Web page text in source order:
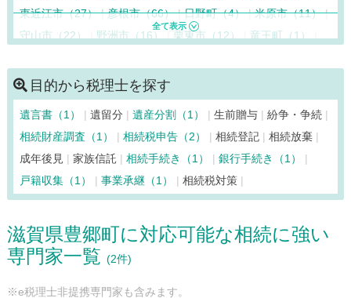
東近江市（27） 彦根市（66） 日野町（4） 米原市（11）
守山市（22）
野洲市（16） 栗東市（12） 竜王町（1）
目的から税理士を探す
遺言書（1） 遺留分 遺産分割（1） 生前贈与
紛争・争続
相続財産調査（1）
相続税申告（2） 相続登記
相続放棄
成年後見
家族信託 相続手続き（1）
銀行手続き（1）
戸籍収集（1）
事業承継（1） 相続税対策
滋賀県豊郷町に対応可能な相続に強い
専門家一覧 (2件)
※e税理士非提携専門家も含みます。